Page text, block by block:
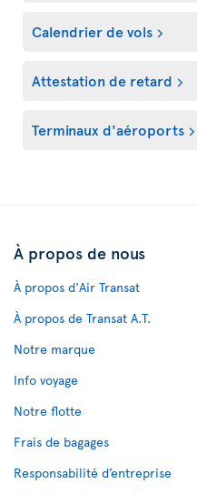
Calendrier de vols
Attestation de retard
Terminaux d'aéroports
À propos de nous
À propos d'Air Transat
À propos de Transat A.T.
Notre marque
Info voyage
Notre flotte
Frais de bagages
Responsabilité d’entreprise